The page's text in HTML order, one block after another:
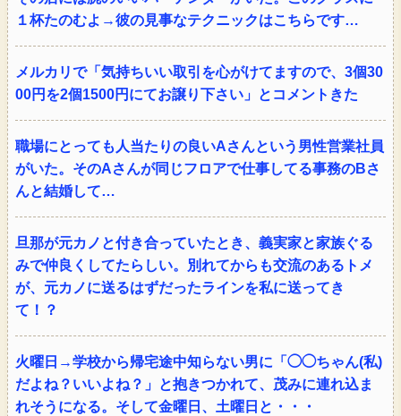
１杯たのむよ→彼の見事なテクニックはこちらです…
メルカリで「気持ちいい取引を心がけてますので、3個30
00円を2個1500円にてお譲り下さい」とコメントきた
職場にとっても人当たりの良いAさんという男性営業社員
がいた。そのAさんが同じフロアで仕事してる事務のBさ
んと結婚して…
旦那が元カノと付き合っていたとき、義実家と家族ぐる
みで仲良くしてたらしい。別れてからも交流のあるトメ
が、元カノに送るはずだったラインを私に送ってき
て！？
火曜日→学校から帰宅途中知らない男に「◯◯ちゃん(私)
だよね？いいよね？」と抱きつかれて、茂みに連れ込ま
れそうになる。そして金曜日、土曜日と・・・